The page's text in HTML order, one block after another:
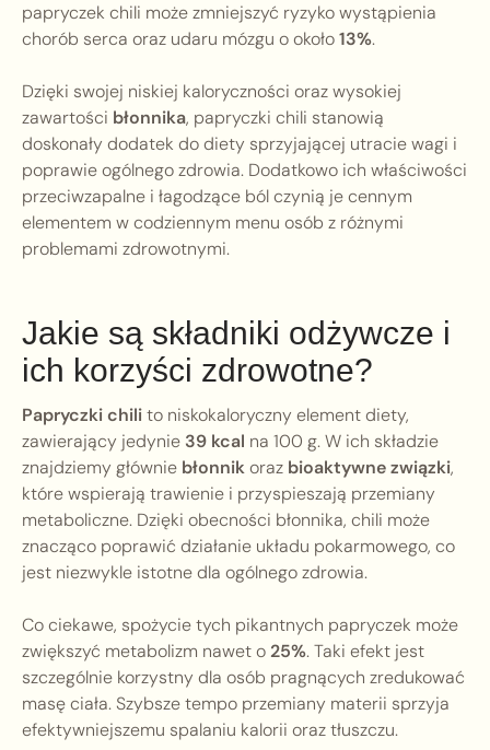
papryczek chili może zmniejszyć ryzyko wystąpienia
chorób serca oraz udaru mózgu o około13%.
Dzięki swojej niskiej kaloryczności oraz wysokiej
zawartości błonnika, papryczki chili stanowią
doskonały dodatek do diety sprzyjającej utracie wagi i
poprawie ogólnego zdrowia. Dodatkowo ich właściwości
przeciwzapalne i łagodzące ból czynią je cennym
elementem w codziennym menu osób z różnymi
problemami zdrowotnymi.
Jakie są składniki odżywcze i
ich korzyści zdrowotne?
Papryczki chilito niskokaloryczny element diety,
zawierający jedynie 39 kcal na 100 g. W ich składzie
znajdziemy głównie błonnikoraz bioaktywne związki,
które wspierają trawienie i przyspieszają przemiany
metaboliczne. Dzięki obecności błonnika, chili może
znacząco poprawić działanie układu pokarmowego, co
jest niezwykle istotne dla ogólnego zdrowia.
Co ciekawe, spożycie tych pikantnych papryczek może
zwiększyć metabolizm nawet o25%. Taki efekt jest
szczególnie korzystny dla osób pragnących zredukować
masę ciała. Szybsze tempo przemiany materii sprzyja
efektywniejszemu spalaniu kalorii oraz tłuszczu.